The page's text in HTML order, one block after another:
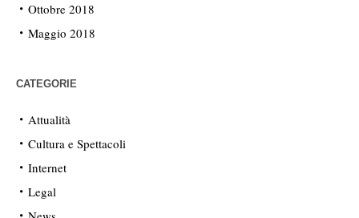
Ottobre 2018
Maggio 2018
CATEGORIE
Attualità
Cultura e Spettacoli
Internet
Legal